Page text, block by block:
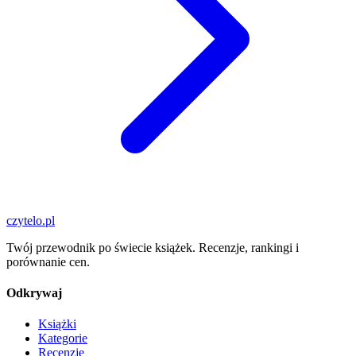
czytelo.pl
Twój przewodnik po świecie książek. Recenzje, rankingi i
porównanie cen.
Odkrywaj
Książki
Kategorie
Recenzje